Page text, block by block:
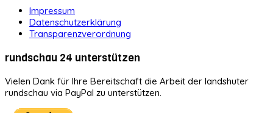
Impressum
Datenschutzerklärung
Transparenzverordnung
rundschau 24 unterstützen
Vielen Dank für Ihre Bereitschaft die Arbeit der landshuter
rundschau via PayPal zu unterstützen.